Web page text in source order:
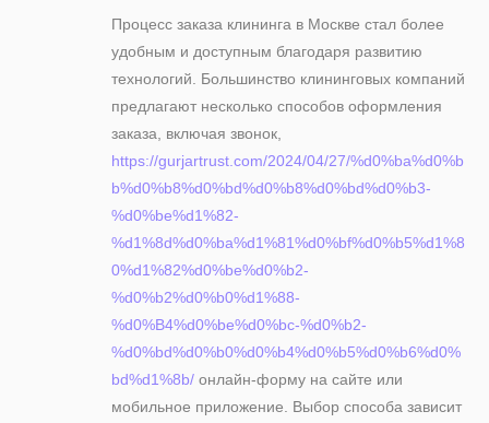
Процесс заказа клининга в Москве стал более
удобным и доступным благодаря развитию
технологий. Большинство клининговых компаний
предлагают несколько способов оформления
заказа, включая звонок,
https://gurjartrust.com/2024/04/27/%d0%ba%d0%b
b%d0%b8%d0%bd%d0%b8%d0%bd%d0%b3-
%d0%be%d1%82-
%d1%8d%d0%ba%d1%81%d0%bf%d0%b5%d1%8
0%d1%82%d0%be%d0%b2-
%d0%b2%d0%b0%d1%88-
%d0%B4%d0%be%d0%bc-%d0%b2-
%d0%bd%d0%b0%d0%b4%d0%b5%d0%b6%d0%
bd%d1%8b/онлайн-форму на сайте или
мобильное приложение. Выбор способа зависит